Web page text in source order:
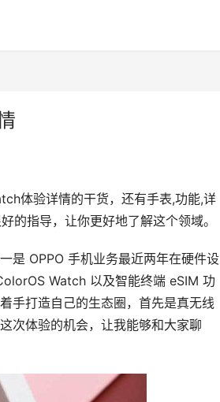
体验详情的干货，还有手表,功能,详
的指导，让你更好地了解这个领域。
是 OPPO 手机业务最近两年在硬件设
Watch 以及智能终端 eSIM 功
手打造自己的生态圈，首先是真无线
次体验的机会，让我能够和大家聊